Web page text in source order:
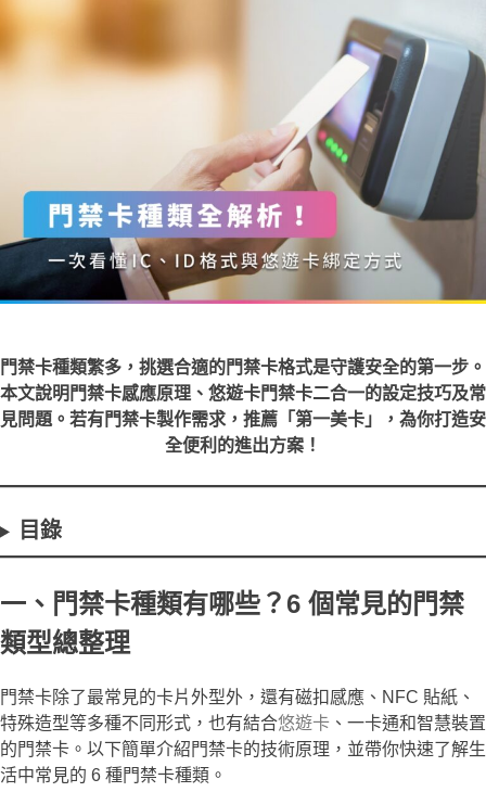
門禁卡種類繁多，挑選合適的門禁卡格式是守護安全的第一步。
本文說明門禁卡感應原理、悠遊卡門禁卡二合一的設定技巧及常
見問題。若有門禁卡製作需求，推薦「第一美卡」，為你打造安
全便利的進出方案！
目錄
一、門禁卡種類有哪些？6 個常見的門禁
類型總整理
門禁卡除了最常見的卡片外型外，還有磁扣感應、NFC 貼紙、
特殊造型等多種不同形式，也有結合悠遊卡 、一卡通和智慧裝置
的門禁卡。以下簡單介紹門禁卡的技術原理，並帶你快速了解生
活中常見的 6 種門禁卡種類。